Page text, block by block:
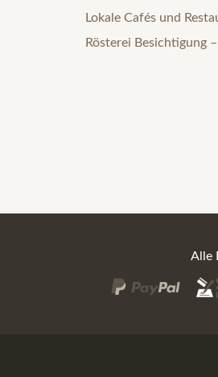
Lokale Cafés und
Rösterei Besichtigung
Alle